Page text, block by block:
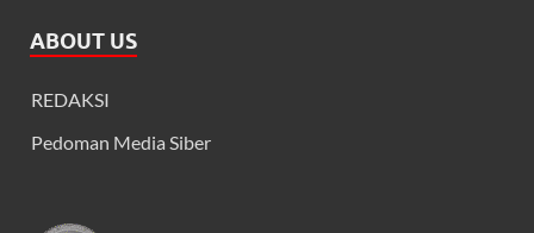
ABOUT US
REDAKSI
Pedoman Media Siber